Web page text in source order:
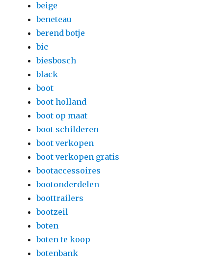
beige
beneteau
berend botje
bic
biesbosch
black
boot
boot holland
boot op maat
boot schilderen
boot verkopen
boot verkopen gratis
bootaccessoires
bootonderdelen
boottrailers
bootzeil
boten
boten te koop
botenbank